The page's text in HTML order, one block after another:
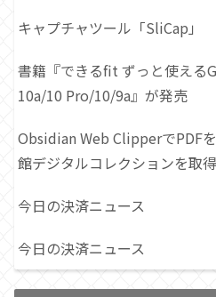
キャプチャツール「SliCap」
書籍『できるfit ずっと使え
10a/10 Pro/10/9a』が発売
Obsidian Web ClipperでPDF
館デジタルコレクションを取
今日の決済ニュース
今日の決済ニュース